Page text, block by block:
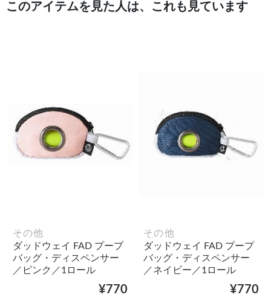
このアイテムを見た人は、これも見ています
その他
ダッドウェイ FAD プープ
バッグ・ディスペンサー
／ピンク／1ロール
¥770
その他
ダッドウェイ FAD プープ
バッグ・ディスペンサー
／ネイビー／1ロール
¥770